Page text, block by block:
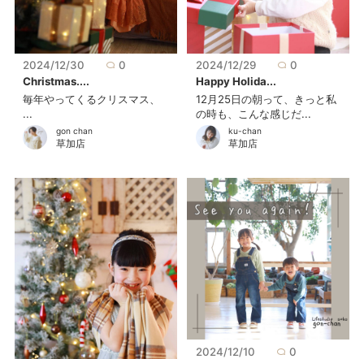
2024/12/30
0
Christmas....
毎年やってくるクリスマス、
...
gon chan
草加店
2024/12/29
0
Happy Holida...
12月25日の朝って、きっと私
の時も、こんな感じだ...
ku-chan
草加店
2024/12/10
0